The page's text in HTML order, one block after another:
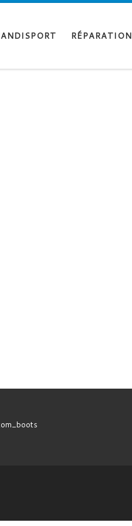
RÉPARATION